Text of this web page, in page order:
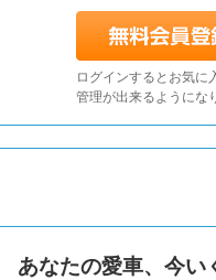
ログインするとお気に
管理が出来るようにな
あなたの愛車、今い